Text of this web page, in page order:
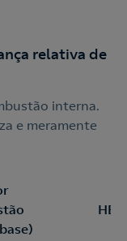
relativa de
interna.
e meramente
HEV